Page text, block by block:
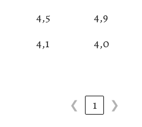
4,5
4,9
4,1 4,0
❮
1 ❯